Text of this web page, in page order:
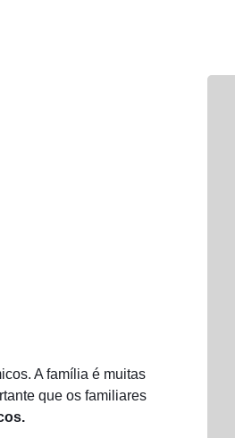
A família é muitas
que os familiares